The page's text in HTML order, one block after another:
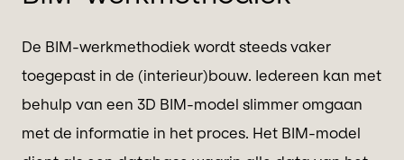
De BIM-werkmethodiek wordt steeds vaker
toegepast in de (interieur)bouw. Iedereen kan met
behulp van een 3D BIM-model slimmer omgaan
met de informatie in het proces. Het BIM-model